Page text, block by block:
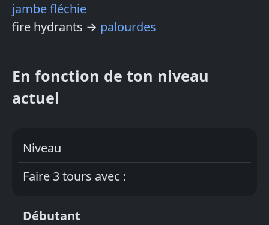
jambe fléchie
fire hydrants → palourdes
En fonction de ton niveau
actuel
Niveau
Faire 3 tours avec :
Débutant